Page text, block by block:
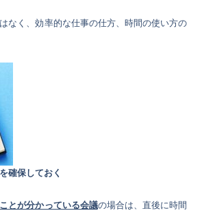
なく、効率的な仕事の仕方、時間の使い方の
確保しておく
とが分かっている会議の場合は、直後に時間